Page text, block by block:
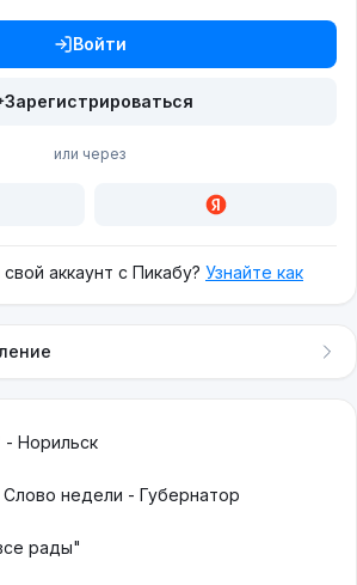
Войти
Зарегистрироваться
или через
аккаунт с Пикабу? Узнайте как
Норильск
недели - Губернатор
рады"